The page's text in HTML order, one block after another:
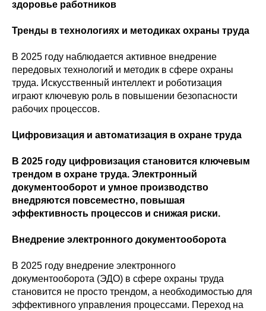
здоровье работников
Тренды в технологиях и методиках охраны труда
В 2025 году наблюдается активное внедрение
передовых технологий и методик в сфере охраны
труда. Искусственный интеллект и роботизация
играют ключевую роль в повышении безопасности
рабочих процессов.
Цифровизация и автоматизация в охране труда
В 2025 году цифровизация становится ключевым
трендом в охране труда. Электронный
документооборот и умное производство
внедряются повсеместно, повышая
эффективность процессов и снижая риски.
Внедрение электронного документооборота
В 2025 году внедрение электронного
документооборота (ЭДО) в сфере охраны труда
становится не просто трендом, а необходимостью для
эффективного управления процессами. Переход на